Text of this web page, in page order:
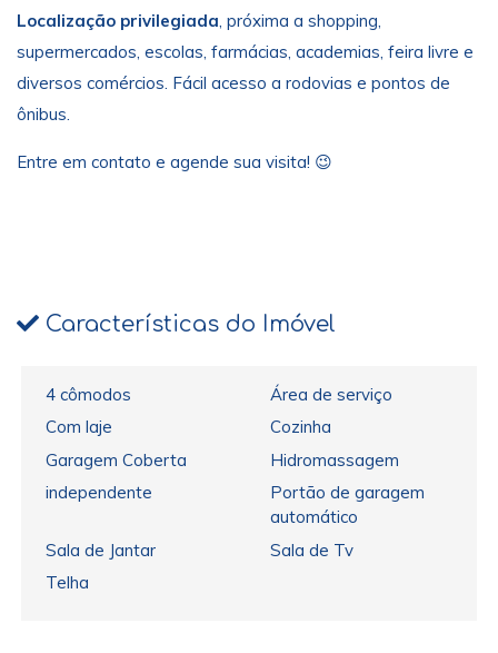
Localização privilegiada, próxima a shopping,
supermercados, escolas, farmácias, academias, feira livre e
diversos comércios. Fácil acesso a rodovias e pontos de
ônibus.
Entre em contato e agende sua visita! 😉
Características do Imóvel
4 cômodos
Área de serviço
Com laje
Cozinha
Garagem Coberta
Hidromassagem
independente
Portão de garagem
automático
Sala de Jantar
Sala de Tv
Telha